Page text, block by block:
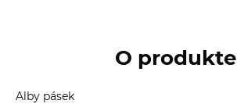
O produkte
Alby pásek